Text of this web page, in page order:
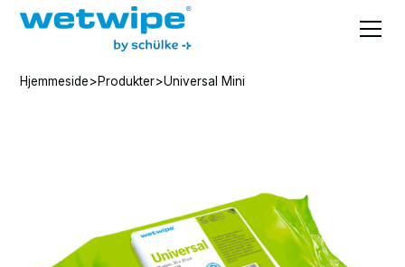
Hjemmeside>Produkter>Universal Mini